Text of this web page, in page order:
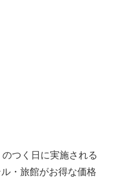
つく日に実施される
・旅館がお得な価格